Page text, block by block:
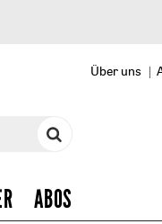
Über uns
ABOS